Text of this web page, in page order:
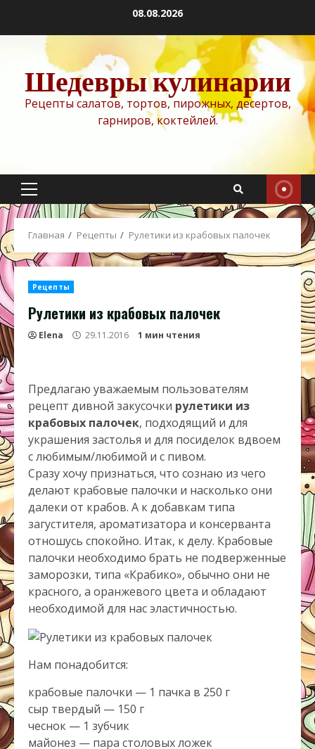
содержимому
08.08.2026
Шедевры кулинарии
Рецепты салатов, тортов, пирожных, десертов,
гарниров, коктейлей.
Основное
меню
Главная Рецепты Рулетики из крабовых палочек
Рецепты
Рулетики из крабовых палочек
Elena 29.11.2016 1 мин чтения
Предлагаю уважаемым пользователям
рецепт дивной закусочки рулетики из
крабовых палочек, подходящий и для
украшения застолья и для посиделок вдвоем
с любимым/любимой и с пивом.
Сразу хочу признаться, что сознаю из чего
делают крабовые палочки и насколько они
далеки от крабов. А к добавкам типа
загустителя, ароматизатора и консерванта
отношусь спокойно. Итак, к делу. Крабовые
палочки необходимо брать не подверженные
заморозки, типа «Крабико», обычно они не
красного, а оранжевого цвета и обладают
необходимой для нас эластичностью.
Нам понадобится:
крабовые палочки — 1 пачка в 250 г
сыр твердый — 150 г
чеснок — 1 зубчик
майонез — пара столовых ложек